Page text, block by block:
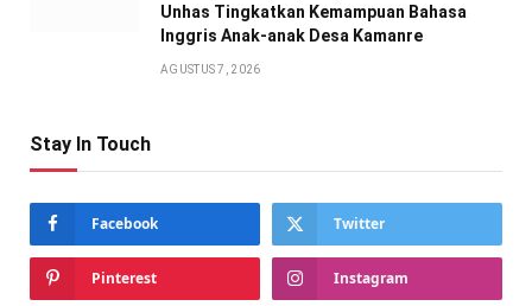
Unhas Tingkatkan Kemampuan Bahasa
Inggris Anak-anak Desa Kamanre
AGUSTUS 7, 2026
Stay In Touch
Facebook Twitter
Pinterest Instagram